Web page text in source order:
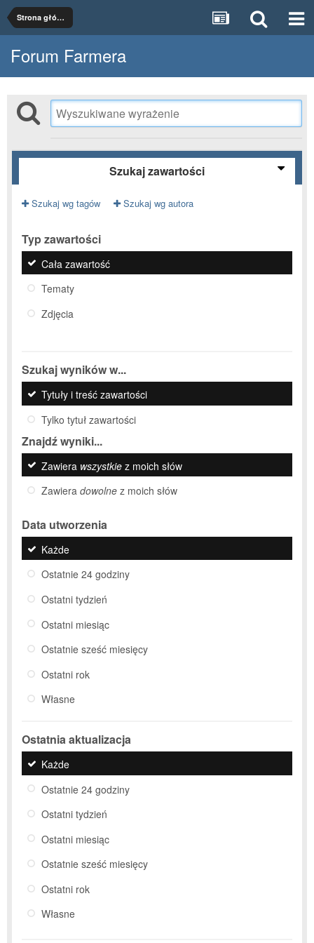
Strona główna
Forum Farmera
Szukaj zawartości
Szukaj wg tagów Szukaj wg autora
Typ zawartości
Cała zawartość
Tematy
Zdjęcia
Szukaj wyników w...
Tytuły i treść zawartości
Tylko tytuł zawartości
Znajdź wyniki...
Zawiera wszystkie z moich słów
Zawiera dowolne z moich słów
Data utworzenia
Każde
Ostatnie 24 godziny
Ostatni tydzień
Ostatni miesiąc
Ostatnie sześć miesięcy
Ostatni rok
Własne
Ostatnia aktualizacja
Każde
Ostatnie 24 godziny
Ostatni tydzień
Ostatni miesiąc
Ostatnie sześć miesięcy
Ostatni rok
Własne